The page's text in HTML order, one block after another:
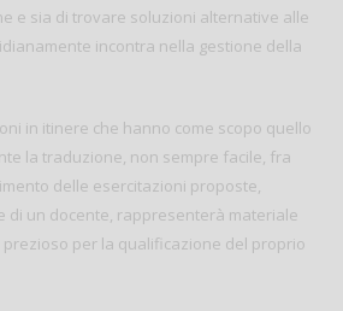
e sia di trovare soluzioni alternative alle
incontra nella gestione della
in itinere che hanno come scopo quello
la traduzione, non sempre facile, fra
delle esercitazioni proposte,
di un docente, rappresenterà materiale
per la qualificazione del proprio